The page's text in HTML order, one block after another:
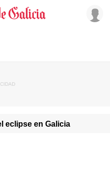
eclipse en Galicia